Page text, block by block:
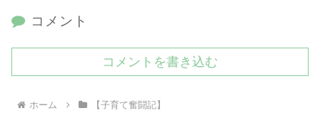
コメント
コメントを書き込む
ホーム 【子育て奮闘記】